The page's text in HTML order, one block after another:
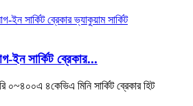
ইন সার্কিট ব্রেকার...